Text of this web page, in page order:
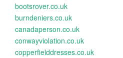
bootsrover.co.uk
burndeniers.co.uk
canadaperson.co.uk
conwayviolation.co.uk
copperfielddresses.co.uk